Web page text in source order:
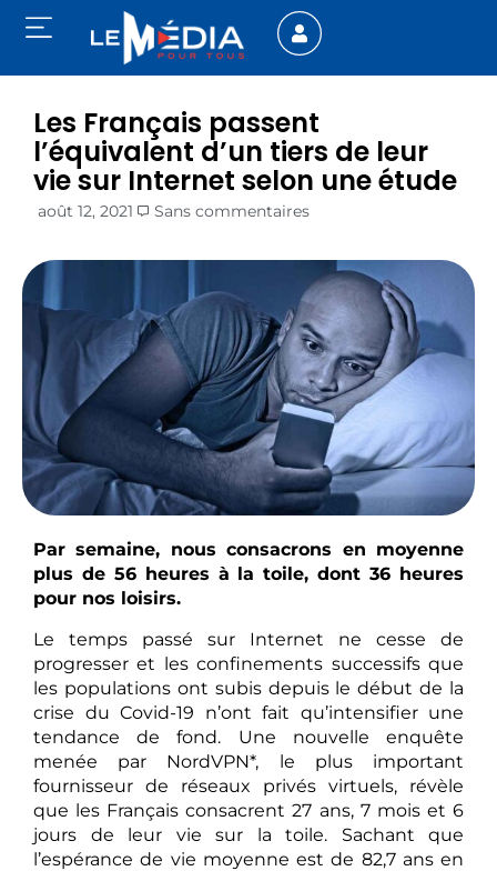
Les Français passent
l’équivalent d’un tiers de leur
vie sur Internet selon une étude
août 12, 2021 Sans commentaires
Par semaine, nous consacrons en moyenne
plus de 56 heures à la toile, dont 36 heures
pour nos loisirs.
Le temps passé sur Internet ne cesse de
progresser et les confinements successifs que
les populations ont subis depuis le début de la
crise du Covid-19 n’ont fait qu’intensifier une
tendance de fond. Une nouvelle enquête
menée par NordVPN*, le plus important
fournisseur de réseaux privés virtuels, révèle
que les Français consacrent 27 ans, 7 mois et 6
jours de leur vie sur la toile. Sachant que
l’espérance de vie moyenne est de 82,7 ans en